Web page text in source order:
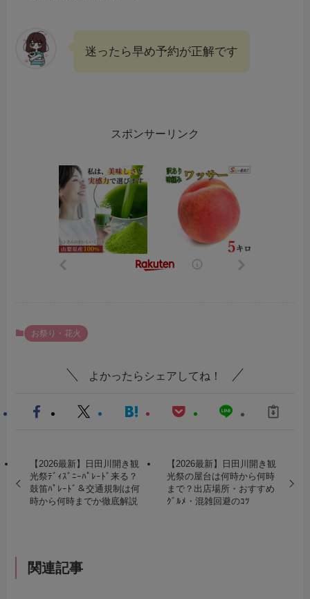
迷ったら早め予約が正解です
スポンサーリンク
お祭り・花火
よかったらシェアしてね！
【2026最新】日田川開き観
光祭ﾃﾞｨｽﾞﾆｰﾊﾟﾚｰﾄﾞ来る？
鼓笛ﾊﾟﾚｰﾄﾞ＆交通規制は何
時から何時までか徹底解説
【2026最新】日田川開き観
光祭の屋台は何時から何時
まで？出店場所・おすすめ
ｸﾞﾙﾒ・混雑回避のｺﾂ
関連記事